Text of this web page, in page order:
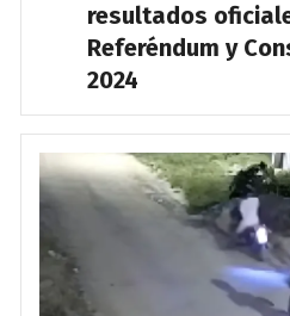
resultados
Referéndum y
2024